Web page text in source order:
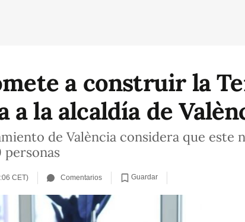
a construir la
a la alcaldía de
de València considera que
personas
CET) Comentarios Guardar